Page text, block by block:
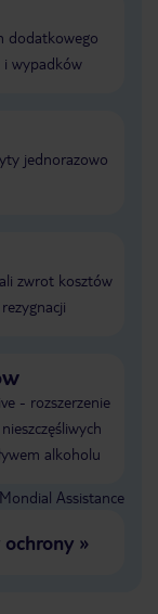
dodatkowego
i wypadków
jednorazowo
zwrot kosztów
- rozszerzenie
alkoholu
Assistance
ochrony»